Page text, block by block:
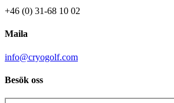
+46 (0) 31-68 10 02
Maila
info@cryogolf.com
Besök oss